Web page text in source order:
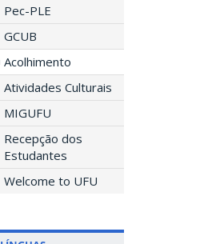
Pec-PLE
GCUB
Acolhimento
Atividades Culturais
MIGUFU
Recepção dos
Estudantes
Welcome to UFU